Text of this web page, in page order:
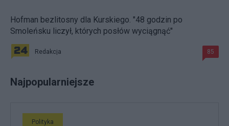
Hofman bezlitosny dla Kurskiego. "48 godzin po
Smoleńsku liczył, których posłów wyciągnąć"
Redakcja 85
Najpopularniejsze
Polityka